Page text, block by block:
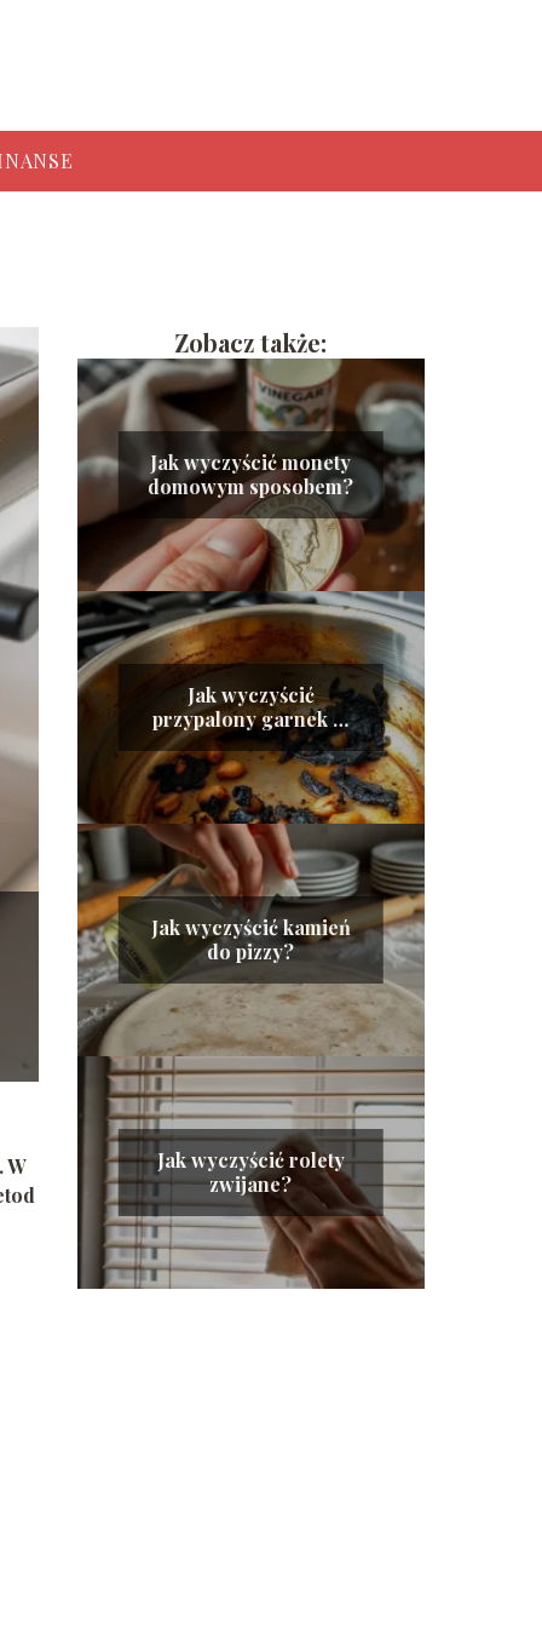
W
Zobacz także:
Jak wyczyścić monety
domowym sposobem?
Jak wyczyścić
przypalony garnek w
środku?
Jak wyczyścić kamień
do pizzy?
Jak wyczyścić rolety
zwijane?